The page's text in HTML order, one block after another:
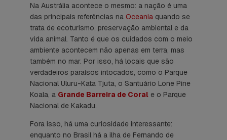
Na Austrália acontece o mesmo: a nação é uma
das principais referências na Oceania quando se
trata de ecoturismo, preservação ambiental e da
vida animal. Tanto é que os cuidados com o meio
ambiente acontecem não apenas em terra, mas
também no mar. Por isso, há locais que são
verdadeiros paraísos intocados, como o Parque
Nacional Uluru-Kata Tjuta, o Santuário Lone Pine
Koala, a Grande Barreira de Coral e o Parque
Nacional de Kakadu.
Fora isso, há uma curiosidade interessante:
enquanto no Brasil há a ilha de Fernando de